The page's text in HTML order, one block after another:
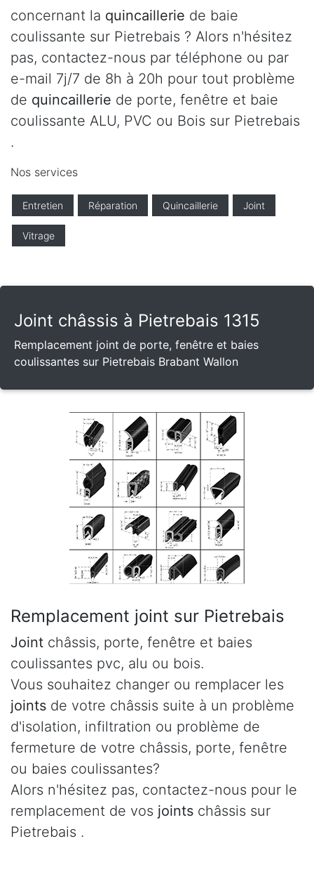
concernant la quincaillerie de baie
coulissante sur Pietrebais ? Alors n'hésitez
pas, contactez-nous par téléphone ou par
e-mail 7j/7 de 8h à 20h pour tout problème
de quincaillerie de porte, fenêtre et baie
coulissante ALU, PVC ou Bois sur Pietrebais
.
Nos services
Entretien Réparation Quincaillerie Joint
Vitrage
Joint châssis à Pietrebais 1315
Remplacement joint de porte, fenêtre et baies
coulissantes sur Pietrebais Brabant Wallon
Remplacement joint sur Pietrebais
Joint châssis, porte, fenêtre et baies
coulissantes pvc, alu ou bois.
Vous souhaitez changer ou remplacer les
joints de votre châssis suite à un problème
d'isolation, infiltration ou problème de
fermeture de votre châssis, porte, fenêtre
ou baies coulissantes?
Alors n'hésitez pas, contactez-nous pour le
remplacement de vos joints châssis sur
Pietrebais .